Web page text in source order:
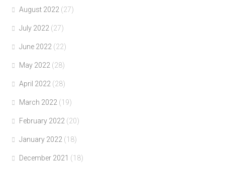
August 2022 (27)
July 2022 (27)
June 2022 (22)
May 2022 (28)
April 2022 (28)
March 2022 (19)
February 2022 (20)
January 2022 (18)
December 2021 (18)